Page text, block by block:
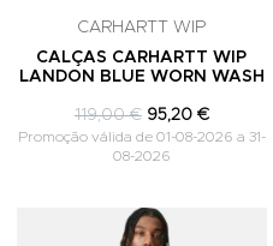
CARHARTT WIP
CALÇAS CARHARTT WIP
LANDON BLUE WORN WASH
119,00 € 95,20 €
Promoção válida de 01-08-2026 a 31-
08-2026